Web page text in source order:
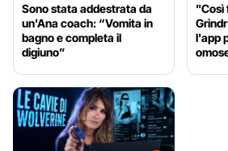
Sono stata addestrata da
un'Ana coach: “Vomita in
bagno e completa il
digiuno”
"Così
l'app